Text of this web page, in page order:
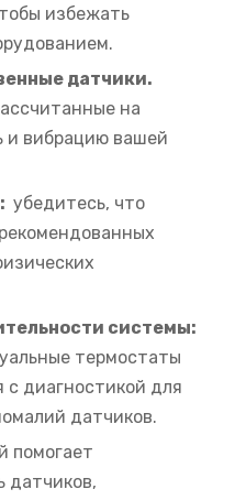
избежать
датчики.
на
и вибрацию вашей
убедитесь, что
системы:
термостаты
с диагностикой для
датчиков.
помогает
датчиков,